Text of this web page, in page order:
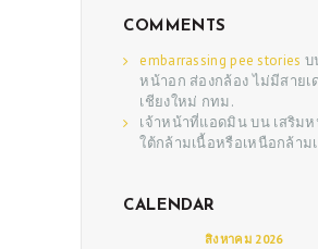
COMMENTS
embarrassing pee stories บ
หน้าอก ส่องกล้อง ไม่มีสายเ
เชียงใหม่ กทม.
เจ้าหน้าที่แอดมินบน เสริม
ใต้กล้ามเนื้อหรือเหนือกล้าม
CALENDAR
สิงหาคม 2026